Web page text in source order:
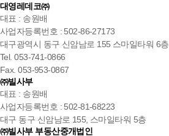
대영레데코㈜
대표 : 송원배
사업자등록번호 : 502-86-27173
대구광역시 동구 신암남로 155 스마일타워 6층
Tel. 053-741-0866
Fax. 053-953-0867
㈜빌사부
대표 : 송원배
사업자등록번호 : 502-81-68223
대구 동구 신암남로 155, 스마일타워 5층
㈜빌사부 부동산중개법인